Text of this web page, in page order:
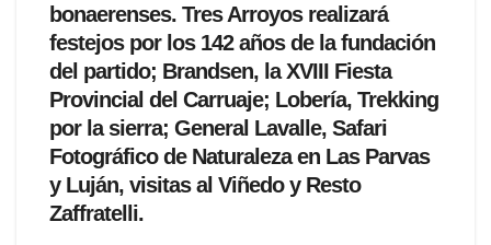
bonaerenses. Tres Arroyos realizará
festejos por los 142 años de la fundación
del partido; Brandsen, la XVIII Fiesta
Provincial del Carruaje; Lobería, Trekking
por la sierra; General Lavalle, Safari
Fotográfico de Naturaleza en Las Parvas
y Luján, visitas al Viñedo y Resto
Zaffratelli.